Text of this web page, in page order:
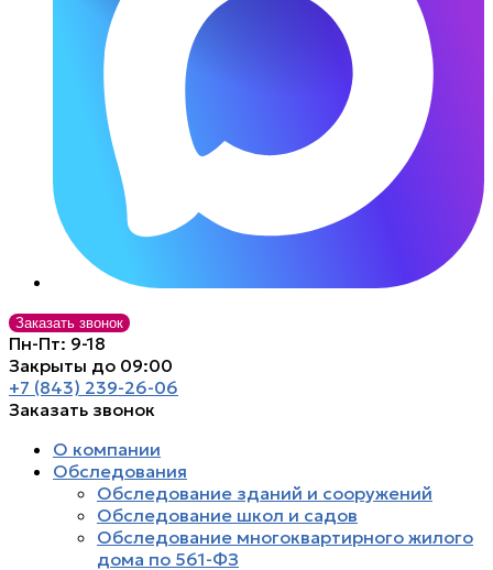
Заказать звонок
Пн-Пт: 9-18
Закрыты до 09:00
+7 (843) 239-26-06
Заказать звонок
О компании
Обследования
Обследование зданий и сооружений
Обследование школ и садов
Обследование многоквартирного жилого
дома по 561-ФЗ